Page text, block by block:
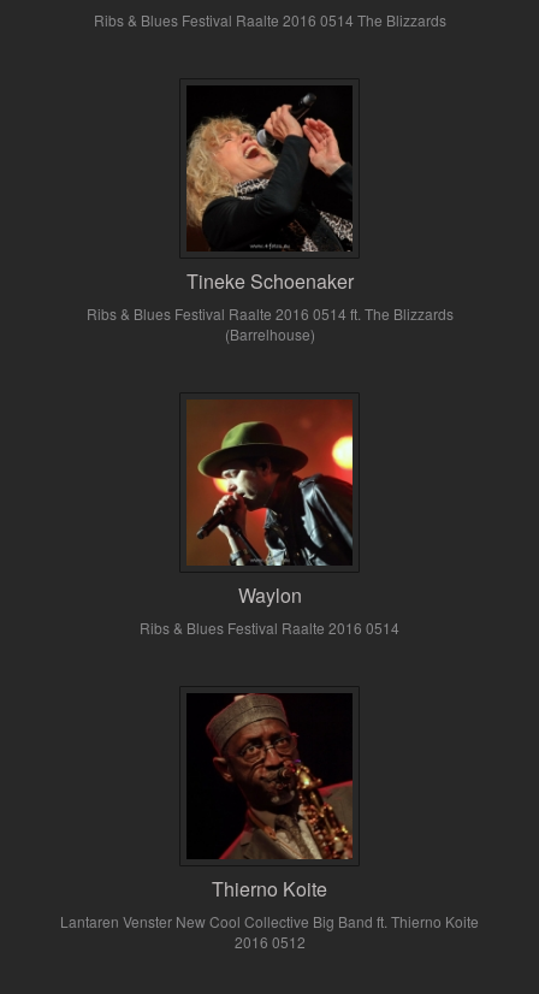
Ribs & Blues Festival Raalte 2016 0514 The Blizzards
Tineke Schoenaker
Ribs & Blues Festival Raalte 2016 0514 ft. The Blizzards
(Barrelhouse)
Waylon
Ribs & Blues Festival Raalte 2016 0514
Thierno Koite
Lantaren Venster New Cool Collective Big Band ft. Thierno Koite
2016 0512